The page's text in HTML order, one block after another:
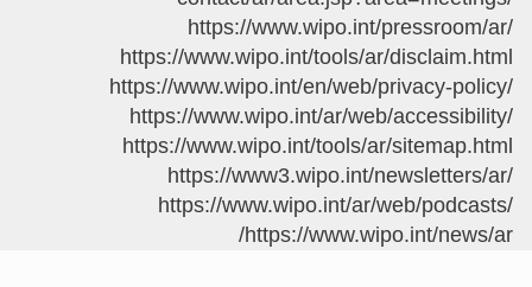
https://www.wipo.int/
https://www.wipo.int/tools/ar/
https://www.wipo.int/en/web/privacy-
https://www.wipo.int/ar/web/
https://www.wipo.int/tools/ar/
https://www3.wipo.int/
https://www.wipo.int/ar/web/
https://www.wipo.int/